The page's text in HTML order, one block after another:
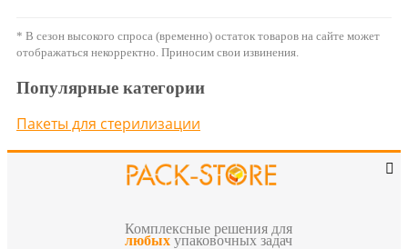
* В сезон высокого спроса (временно) остаток товаров на сайте может
отображаться некорректно. Приносим свои извинения.
Популярные категории
Пакеты для стерилизации
Комплексные решения для
любых упаковочных задач